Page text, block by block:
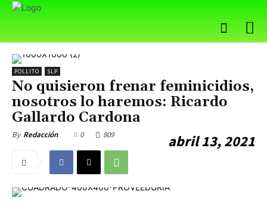
POLLITO SLP
No quisieron frenar feminicidios,
nosotros lo haremos: Ricardo
Gallardo Cardona
By Redacción abril 13, 2021
0 809